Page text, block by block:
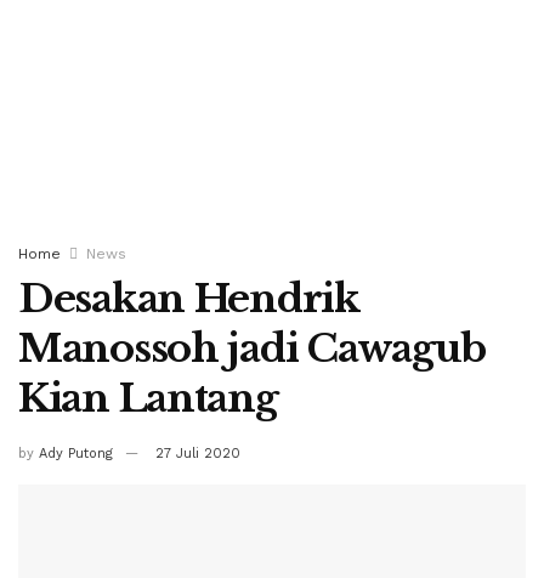
Home News
Desakan Hendrik
Manossoh jadi Cawagub
Kian Lantang
by Ady Putong 27 Juli 2020